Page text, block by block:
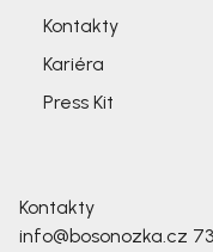
Kontakty
Kariéra
Press Kit
Kontakty
info@bosonozka.cz